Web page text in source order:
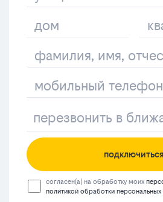
подключиться
согласен(а) на обработку моих
политикой обработки персональных